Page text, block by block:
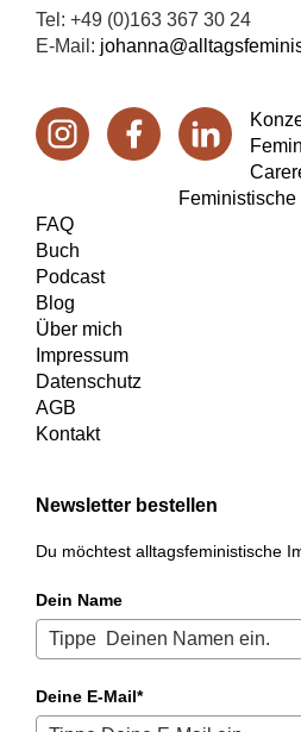
Tel: +49 (0)163 367 30 24
E-Mail:
FAQ
Buch
Podcast
Blog
Über mich
Impressum
Datenschutz
AGB
Kontakt
Newsletter bestellen
Du möchtest alltagsfeministische
Dein Name
Deine E-Mail*